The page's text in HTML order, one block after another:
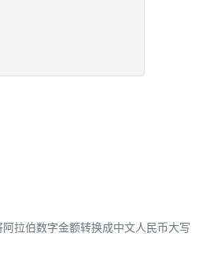
拉伯数字金额转换成中文人民币大写